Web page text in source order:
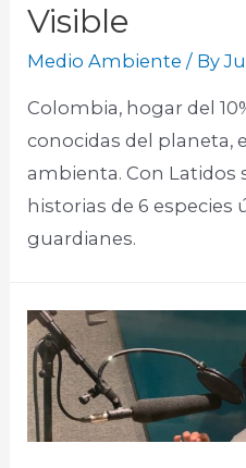
Visible
Medio Ambiente / By
Colombia, hogar del
conocidas del planeta,
ambienta. Con Latidos
historias de 6 especies
guardianes.